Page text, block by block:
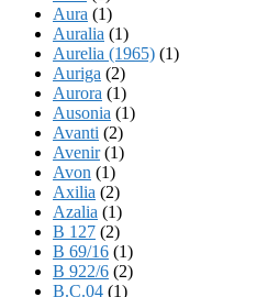
Aura (1)
Auralia (1)
Aurelia (1965) (1)
Auriga (2)
Aurora (1)
Ausonia (1)
Avanti (2)
Avenir(1)
Avon (1)
Axilia (2)
Azalia (1)
B 127 (2)
B 69/16 (1)
B 922/6 (2)
B.C.04 (1)